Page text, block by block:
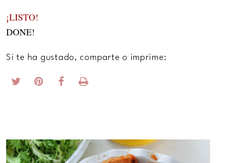
¡LISTO!
DONE!
Si te ha gustado, comparte o imprime: